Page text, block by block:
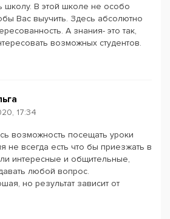
школу. В этой школе не особо
Вас выучить. Здесь абсолютно
А знания- это так,
возможных студентов.
17:34
возможность посещать уроки
не всегда есть что бы приезжать в
интересные и общительные,
любой вопрос.
но результат зависит от